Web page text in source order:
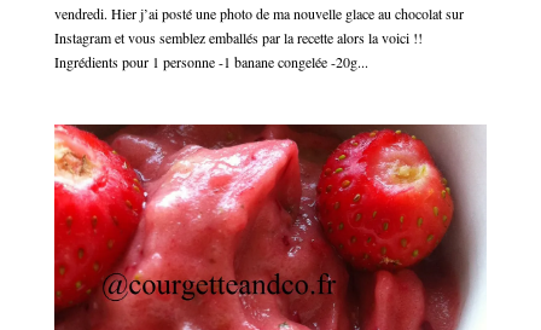
vendredi. Hier j’ai posté une photo de ma nouvelle glace au chocolat sur
Instagram et vous semblez emballés par la recette alors la voici !!
Ingrédients pour 1 personne -1 banane congelée -20g...